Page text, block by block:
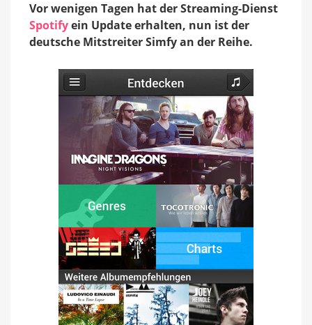
komplett
überarbeitet
Vor wenigen Tagen hat der Streaming-Dienst
Spotifyein Update erhalten, nun ist der
deutsche Mitstreiter Simfy an der Reihe.